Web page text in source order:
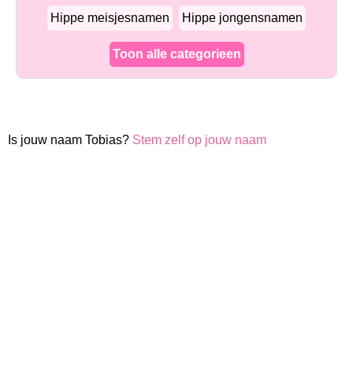
Hippe meisjesnamen Hippe jongensnamen
Toon alle categorieen
Is jouw naam Tobias? Stem zelf op jouw naam